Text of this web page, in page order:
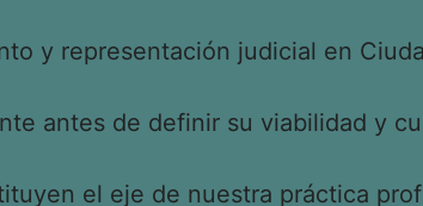
y representación judicial en
antes de definir su viabilidad y
el eje de nuestra práctica